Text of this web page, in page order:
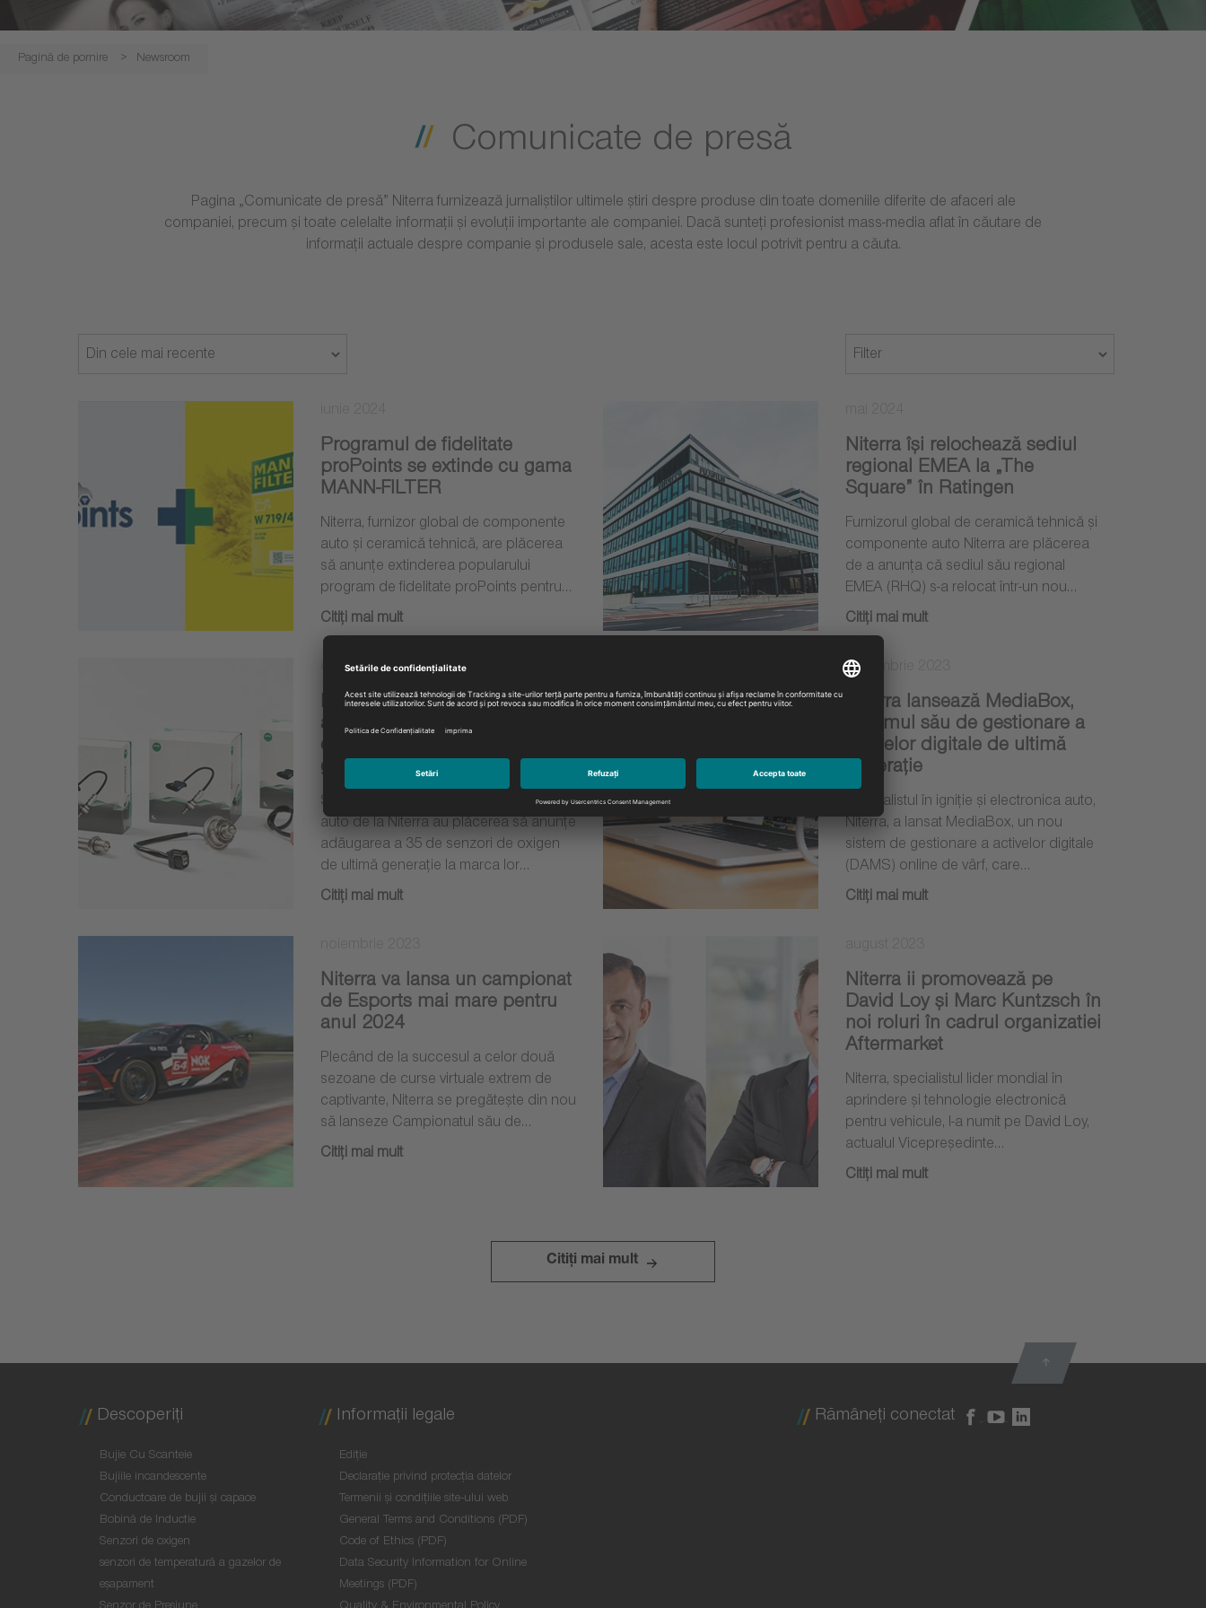
Pagină de pornire Newsroom
Comunicate de presă
Pagina „Comunicate de presă” Niterra furnizează jurnaliștilor ultimele știri despre produse din toate domeniile diferite de afaceri ale
companiei, precum și toate celelalte informații și evoluții importante ale companiei. Dacă sunteți profesionist mass-media aflat în căutare de
informații actuale despre companie și produsele sale, acesta este locul potrivit pentru a căuta.
Programul de fidelitate
proPoints se extinde cu gama
MANN-FILTER
Niterra, furnizor global de componente
auto și ceramică tehnică, are plăcerea
să anunțe extinderea popularului
program de fidelitate proPoints pentru…
Citiţi mai mult
Niterra își relochează sediul
regional EMEA la „The
Square” în Ratingen
Furnizorul global de ceramică tehnică și
componente auto Niterra are plăcerea
de a anunța că sediul său regional
EMEA (RHQ) s-a relocat într-un nou…
Citiţi mai mult
decembrie 2023
NTK Vehicle Electronics
adaugă 35 de noi senzori de
oxigen cu bandă largă la
gama sa
Specialiștii în aprindere și electronică
auto de la Niterra au plăcerea să anunțe
adăugarea a 35 de senzori de oxigen
de ultimă generație la marca lor…
Citiţi mai mult
decembrie 2023
Niterra lansează MediaBox,
sistemul său de gestionare a
activelor digitale de ultimă
generație
Specialistul în igniție și electronica auto,
Niterra, a lansat MediaBox, un nou
sistem de gestionare a activelor digitale
(DAMS) online de vârf, care…
Citiţi mai mult
Niterra va lansa un campionat
de Esports mai mare pentru
anul 2024
Plecând de la succesul a celor două
sezoane de curse virtuale extrem de
captivante, Niterra se pregătește din nou
să lanseze Campionatul său de…
Citiţi mai mult
Niterra ii promovează pe
David Loy și Marc Kuntzsch în
noi roluri în cadrul organizatiei
Aftermarket
Niterra, specialistul lider mondial în
aprindere și tehnologie electronică
pentru vehicule, l-a numit pe David Loy,
actualul Vicepreședinte…
Citiţi mai mult
Citiţi mai mult
Descoperiţi
Bujie Cu Scanteie
Bujiile incandescente
Conductoare de bujii şi capace
Bobină de Inductie
Senzori de oxigen
senzori de temperatură a gazelor de
eşapament
Informaţii legale
Ediţie
Declaraţie privind protecţia datelor
Termenii și condițiile site-ului web
General Terms and Conditions (PDF)
Code of Ethics (PDF)
Data Security Information for Online
Meetings (PDF)
Rămâneţi conectat